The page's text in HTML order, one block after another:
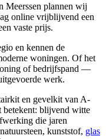
Meerssen plannen wij
online vrijblijvend een
vaste prijs.
en kennen de
woningen. Of het
of bedrijfspand —
werk.
en gevelkit van A-
betekent: blijvend witte
die jaren
kunststof, glas